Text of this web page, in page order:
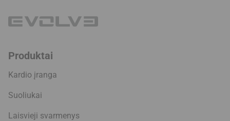
Produktai
Kardio įranga
Suoliukai
Laisvieji svarmenys